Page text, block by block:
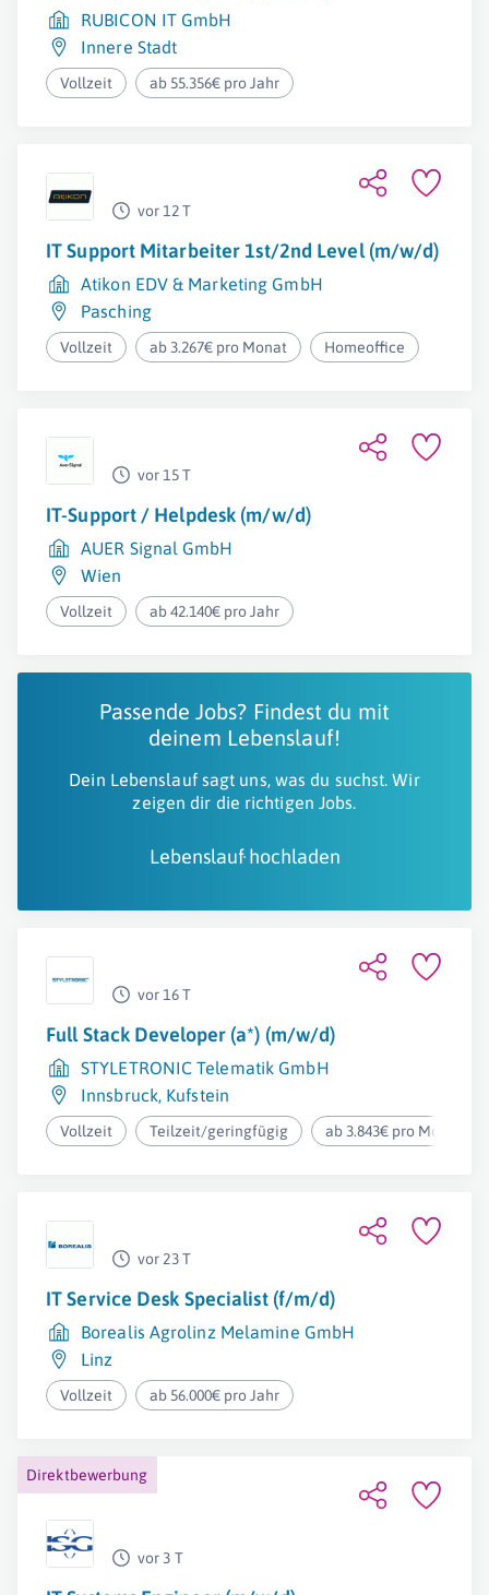
RUBICON IT GmbH
Innere Stadt
Vollzeit ab 55.356€ pro Jahr
vor 12 T
IT Support Mitarbeiter 1st/2nd Level (m/w/d)
Atikon EDV & Marketing GmbH
Pasching
Vollzeit ab 3.267€ pro Monat Homeoffice
vor 15 T
IT-Support / Helpdesk (m/w/d)
AUER Signal GmbH
Wien
Vollzeit ab 42.140€ pro Jahr
Passende Jobs? Findest du mit
deinem Lebenslauf!
Dein Lebenslauf sagt uns, was du suchst. Wir
zeigen dir die richtigen Jobs.
Lebenslauf hochladen
vor 16 T
Full Stack Developer (a*) (m/w/d)
STYLETRONIC Telematik GmbH
Innsbruck, Kufstein
Vollzeit Teilzeit/geringfügig ab 3.843€ pro Monat
vor 23 T
IT Service Desk Specialist (f/m/d)
Borealis Agrolinz Melamine GmbH
Linz
Vollzeit ab 56.000€ pro Jahr
Direktbewerbung
vor 3 T